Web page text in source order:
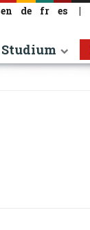
en de fr es |
Studium